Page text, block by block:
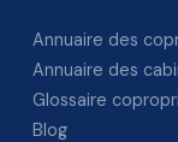
Annuaire des
Annuaire des
Glossaire
Blog